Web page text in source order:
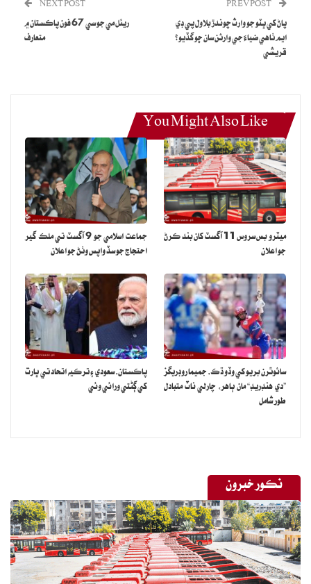
View this post on Instagram
A post shared by Zara Noor Abbas Siddiqui (@zaranoorabbas.official)
اداڪارا پاران شيئر ڪيل تصويرون واهپيدارن ڪي خاص پسند نه آيون.
هڪ واهپيدار اداڪارا تي سخت تنقيد ڪندي لکيو ته پيٽ ڏيکارڻ گھڻو
هڪ واهپيدارن لکيو ته جيڪڏهن مٿي تي رئو به هجي ها ته وڌيڪ
خوبصورت لڳي ها.
هڪ واهپيدار اداڪارا کي لباس سبب تنقيد جو نشانو بڻايو.
پاڻ کي ڀٽو جو وارث چوندڙ بلاول پي ڊي
ايم ٺاهي ضياءَ جي وارثن سان ڇو گڏيو؟
قريشي
NEXT POST
ريئل مي جو سي 67 فون پاڪستان ۾
متعارف
You Might Also Like
ميٽرو بس سروس 11 آگسٽ کان بند ڪرڻ
جو اعلان
جماعت اسلامي جو 9 آگسٽ تي ملڪ گير
احتجاج جو سڏ واپس وٺڻ جو اعلان
سائوٿرن بريو کي وڏو ڌڪ، جميما روڊريگز
”دي هنڊريڊ“ مان ٻاهر، چارلي ناٽ متبادل
طور شامل
پاڪستان، سعودي ۽ ترڪيه اتحاد تي ڀارت
کي ڳڻتي ورائي وئي
نڪور خبرون